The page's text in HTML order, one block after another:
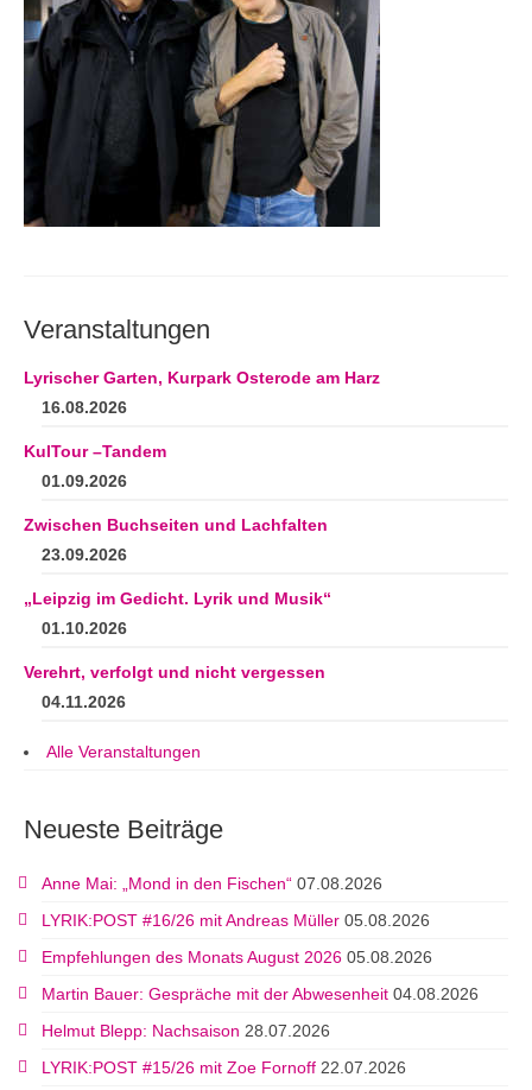
Neuerscheinungen von Mitgliedern
Ausschreibungen
Leipziger Lyrikbibliothek
Lyrikschaufenster im Literaturhaus Leipzig
Veranstaltungen
Lyrischer Garten, Kurpark Osterode am Harz
16.08.2026
KulTour –Tandem
01.09.2026
Zwischen Buchseiten und Lachfalten
23.09.2026
„Leipzig im Gedicht. Lyrik und Musik“
01.10.2026
Verehrt, verfolgt und nicht vergessen
04.11.2026
Alle Veranstaltungen
Neueste Beiträge
Anne Mai: „Mond in den Fischen“ 07.08.2026
LYRIK:POST #16/26 mit Andreas Müller 05.08.2026
Empfehlungen des Monats August 2026 05.08.2026
Martin Bauer: Gespräche mit der Abwesenheit 04.08.2026
Helmut Blepp: Nachsaison 28.07.2026
LYRIK:POST #15/26 mit Zoe Fornoff 22.07.2026